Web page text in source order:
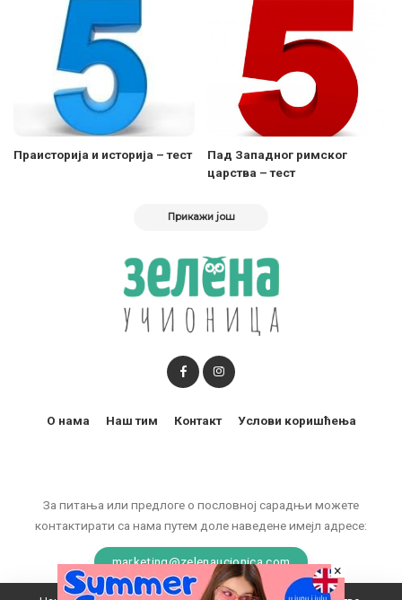
Праисторија и историја – тест
Пад Западног римског
царства – тест
Прикажи још
За питања или предлоге о пословној сарадњи можете
контактирати са нама путем доле наведене имејл адресе:
marketing@zelenaucionica.com
О нама Наш тим Контакт Услови коришћења
×